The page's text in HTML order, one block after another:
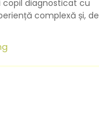
copil diagnosticat cu
complexă și, de